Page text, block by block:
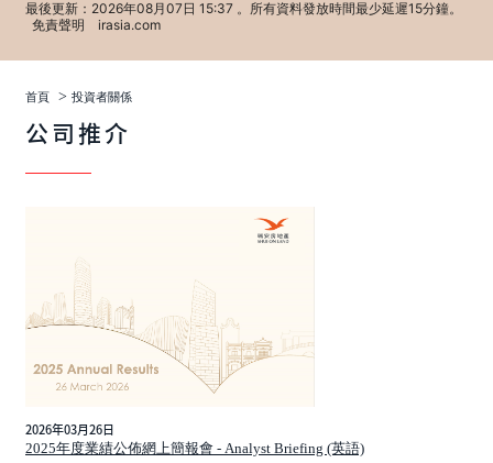
首頁 > 投資者關係
公司推介
2026年03月26日
2025年度業績公佈網上簡報會 - Analyst Briefing (英語)